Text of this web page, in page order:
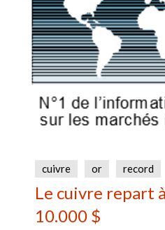
cuivre or record
Le cuivre repart
10.000 $